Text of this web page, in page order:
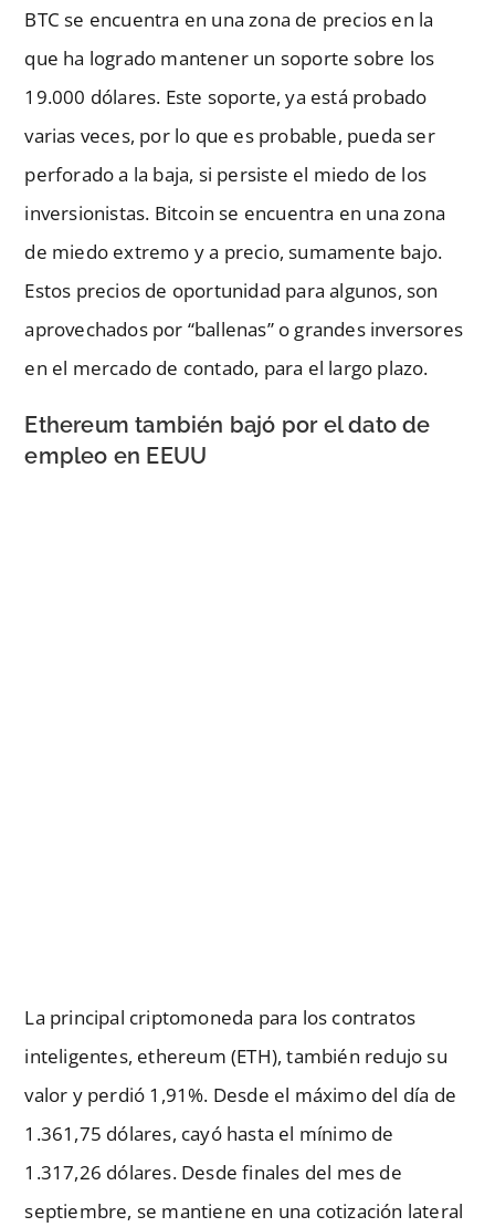
BTC se encuentra en una zona de precios en la
que ha logrado mantener un soporte sobre los
19.000 dólares. Este soporte, ya está probado
varias veces, por lo que es probable, pueda ser
perforado a la baja, si persiste el miedo de los
inversionistas. Bitcoin se encuentra en una zona
de miedo extremo y a precio, sumamente bajo.
Estos precios de oportunidad para algunos, son
aprovechados por “ballenas” o grandes inversores
en el mercado de contado, para el largo plazo.
Ethereum también bajó por el dato de
empleo en EEUU
La principal criptomoneda para los contratos
inteligentes, ethereum (ETH), también redujo su
valor y perdió 1,91%. Desde el máximo del día de
1.361,75 dólares, cayó hasta el mínimo de
1.317,26 dólares. Desde finales del mes de
septiembre, se mantiene en una cotización lateral